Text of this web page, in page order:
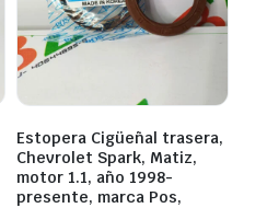
Estopera Cigüeñal trasera,
Chevrolet Spark, Matiz,
motor 1.1, año 1998-
presente, marca Pos,